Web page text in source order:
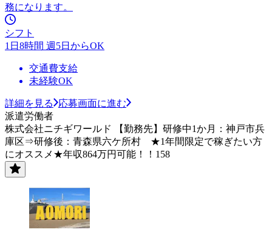
務になります。
シフト
1日8時間 週5日からOK
交通費支給
未経験OK
詳細を見る
応募画面に進む
派遣労働者
株式会社ニチギワールド 【勤務先】研修中1か月：神戸市兵
庫区⇒研修後：青森県六ケ所村 ★1年間限定で稼ぎたい方
にオススメ★年収864万円可能！！158